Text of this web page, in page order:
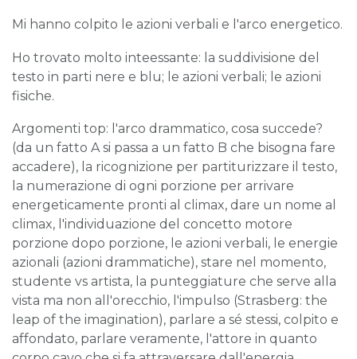
Mi hanno colpito le azioni verbali e l'arco energetico.
Ho trovato molto inteessante: la suddivisione del
testo in parti nere e blu; le azioni verbali; le azioni
fisiche.
Argomenti top: l'arco drammatico, cosa succede?
(da un fatto A si passa a un fatto B che bisogna fare
accadere), la ricognizione per partiturizzare il testo,
la numerazione di ogni porzione per arrivare
energeticamente pronti al climax, dare un nome al
climax, l'individuazione del concetto motore
porzione dopo porzione, le azioni verbali, le energie
azionali (azioni drammatiche), stare nel momento,
studente vs artista, la punteggiature che serve alla
vista ma non all'orecchio, l'impulso (Strasberg: the
leap of the imagination), parlare a sé stessi, colpito e
affondato, parlare veramente, l'attore in quanto